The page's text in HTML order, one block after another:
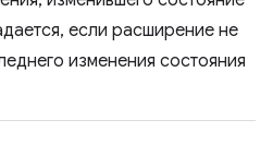
если расширение не
изменения состояния